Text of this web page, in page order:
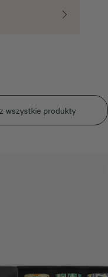
wszystkie produkty